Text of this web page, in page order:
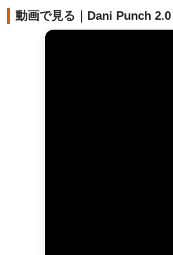
НА ГРАНИ (NA GRANI)
動画で見る｜Dani Punch 2.0